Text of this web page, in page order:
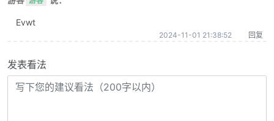
Evwt
2024-11-01 21:38:52 回复
发表看法